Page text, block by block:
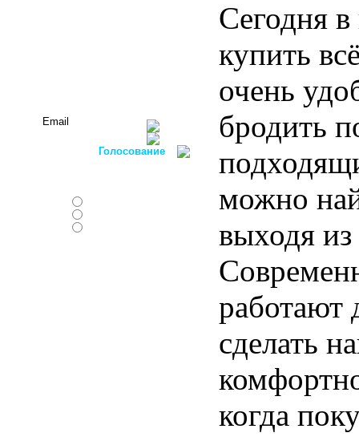
Голосование
Сегодня
купить
очень
бродить
можно
выходя из
работают
сделать
когда